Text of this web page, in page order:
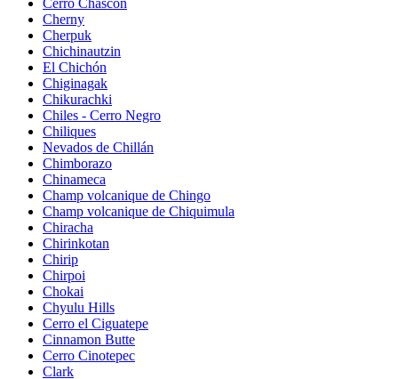
Cherny
Cherpuk
Chichinautzin
El Chichón
Chiginagak
Chikurachki
Chiles - Cerro Negro
Chiliques
Nevados de Chillán
Chimborazo
Chinameca
Champ volcanique de Chingo
Champ volcanique de Chiquimula
Chiracha
Chirinkotan
Chirip
Chirpoi
Chokai
Chyulu Hills
Cerro el Ciguatepe
Cinnamon Butte
Cerro Cinotepec
Clark